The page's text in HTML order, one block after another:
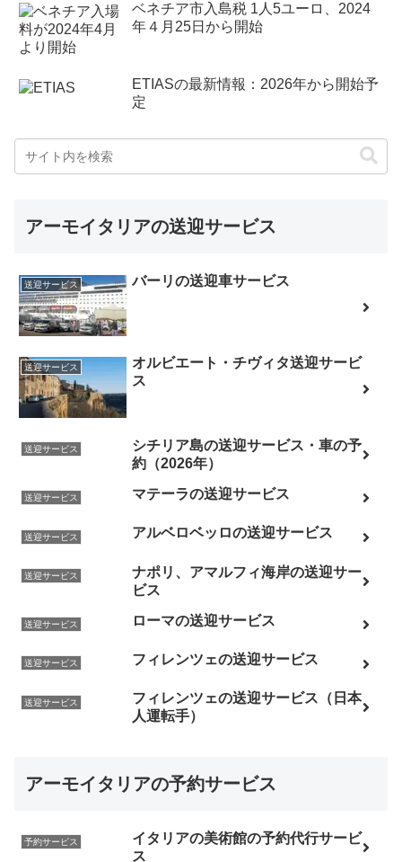
ベネチア市入島税 1人5ユーロ、2024
年４月25日から開始
ETIASの最新情報：2026年から開始予
定
アーモイタリアの送迎サービス
送迎サービス バーリの送迎車サービス
送迎サービス
オルビエート・チヴィタ送迎サービ
ス
送迎サービス
シチリア島の送迎サービス・車の予
約（2026年）
送迎サービス マテーラの送迎サービス
送迎サービス アルベロベッロの送迎サービス
送迎サービス
ナポリ、アマルフィ海岸の送迎サー
ビス
送迎サービス ローマの送迎サービス
送迎サービス フィレンツェの送迎サービス
送迎サービス
フィレンツェの送迎サービス（日本
人運転手）
アーモイタリアの予約サービス
予約サービス
イタリアの美術館の予約代行サービ
ス